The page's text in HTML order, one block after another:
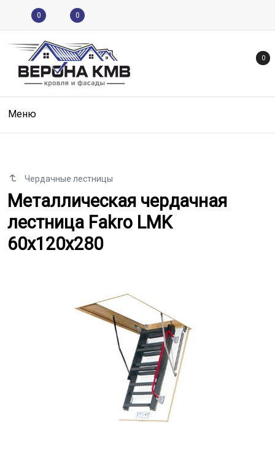
0 0
0
Меню
Чердачные лестницы
Металлическая чердачная
Металлическая чердачная
лестница Fakro LMK
60x120x280